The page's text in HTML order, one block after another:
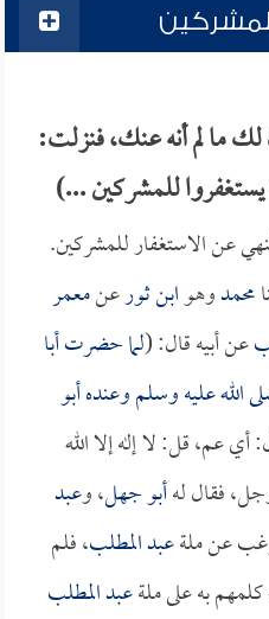
لم أنه عنك، فنزلت:
يستغفروا للمشركين ...)
عن الاستغفار للمشركين.
محمدوهوابن ثورعنمعمر
عن أبيه قال: (لما حضرتأبا
الله عليه وسلم وعندهأبو
أي عم، قل: لا إله إلا الله
فقال لهأبو جهل، وعبد
عن ملةعبد المطلب، فلم
به على ملةعبد المطلب